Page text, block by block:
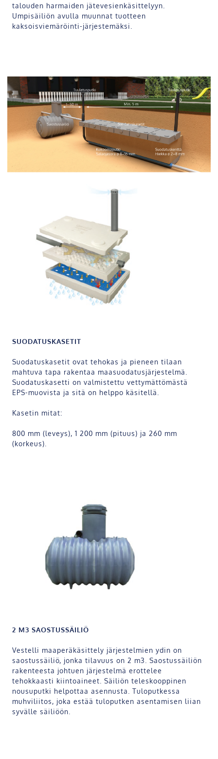
talouden harmaiden jätevesienkäsittelyyn.
Umpisäiliön avulla muunnat tuotteen
kaksoisviemäröinti-järjestemäksi.
SUODATUSKASETIT
Suodatuskasetit ovat tehokas ja pieneen tilaan
mahtuva tapa rakentaa maasuodatusjärjestelmä.
Suodatuskasetti on valmistettu vettymättömästä
EPS-muovista ja sitä on helppo käsitellä.
Kasetin mitat:
800 mm (leveys), 1 200 mm (pituus) ja 260 mm
(korkeus).
2 M3 SAOSTUSSÄILIÖ
Vestelli maaperäkäsittely järjestelmien ydin on
saostussäiliö, jonka tilavuus on 2 m3
. Saostussäiliön
rakenteesta johtuen järjestelmä erottelee
tehokkaasti kiintoaineet. Säiliön teleskooppinen
nousuputki helpottaa asennusta. Tuloputkessa
muhviliitos, joka estää tuloputken asentamisen liian
syvälle säiliöön.